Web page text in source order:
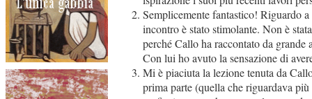
Semplicemente fantastico! Riguardo
incontro è stato stimolante. Non è
perché Callo ha raccontato da grande
Con lui ho avuto la sensazione di
Mi è piaciuta la lezione tenuta da
prima parte (quella che riguardava